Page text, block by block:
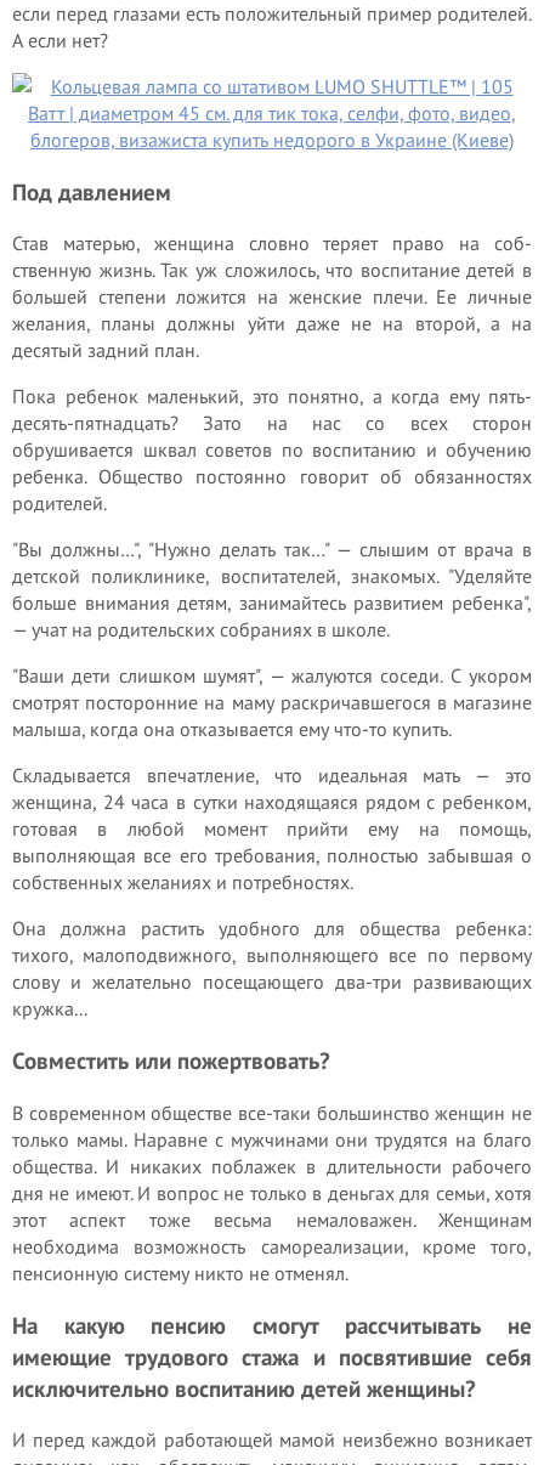
если перед глазами есть положительный пример родителей.
А если нет?
Под давлением
Став матерью, женщина словно теряет право на соб­
ственную жизнь. Так уж сложилось, что воспитание детей в
большей степени ложится на женские плечи. Ее личные
желания, планы должны уйти даже не на второй, а на
десятый задний план.
Пока ребенок маленький, это понятно, а когда ему пять-
десять-пятнадцать? Зато на нас со всех сторон
обрушивается шквал советов по воспитанию и обучению
ребенка. Общество постоянно говорит об обязанностях
родителей.
"Вы должны…", "Нужно делать так…" — слышим от врача в
детской поликлинике, воспитателей, знакомых. "Уделяйте
больше внимания детям, занимайтесь развитием ребенка",
— учат на родительских собраниях в школе.
"Ваши дети слишком шумят", — жалуются соседи. С укором
смотрят посторонние на маму раскричавшегося в магазине
малыша, когда она отказывается ему что-то купить.
Складывается впечатление, что идеальная мать — это
женщина, 24 часа в сутки находящаяся рядом с ребенком,
готовая в любой момент прийти ему на помощь,
выполняющая все его требования, полностью забывшая о
собственных желаниях и потребностях.
Она должна растить удобного для общества ребенка:
тихого, малоподвижного, выполняющего все по первому
слову и желательно посещающего два-три развивающих
кружка...
Совместить или пожертвовать?
В современном обществе все-таки большинство женщин не
только мамы. Наравне с мужчинами они трудятся на благо
общества. И никаких поблажек в длительности рабочего
дня не имеют. И вопрос не только в деньгах для семьи, хотя
этот аспект тоже весьма немаловажен. Женщинам
необходима возможность самореализации, кроме того,
пенсионную систему никто не отменял.
На какую пенсию смогут рассчитывать не
имеющие трудового стажа и посвятившие себя
исключительно воспитанию детей женщины?
И перед каждой работающей мамой неизбежно возникает